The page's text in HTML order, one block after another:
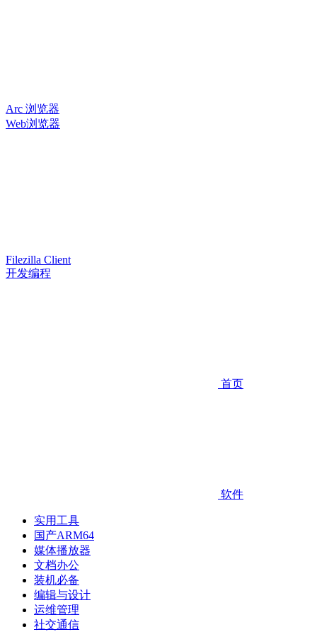
Arc 浏览器
Web浏览器
Filezilla Client
开发编程
首页
软件
实用工具
国产ARM64
媒体播放器
文档办公
装机必备
编辑与设计
运维管理
社交通信